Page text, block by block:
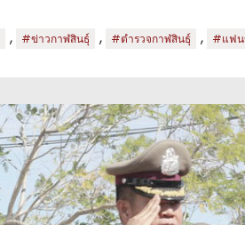
, #ข่าวกาฬสินธุ์ , #ตำรวจกาฬสินธุ์ , #แฟน